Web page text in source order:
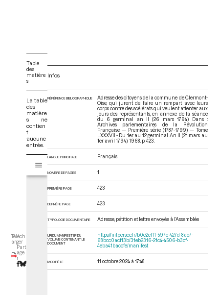
Téléch
arger
Part
age
r
Table
des
matière
s
La table
des
matière
s ne
contien
t
aucune
entrée.
s
M
Tome LXXXVII - Du 1er au 12 germinal An II (21 mars au 1er avril 1794)
Infos
RÉFÉRENCE BIBLIOGRAPHIQUE
Adresse des citoyens de la commune de Clermont-
Oise, qui jurent de faire un rempart avec leurs
corps contre des scélérats qui veulent attenter aux
jours des représentants, en annexe de la séance
du 6 germinal an II (26 mars 1794). Dans :
Archives parlementaires de la Révolution
Française — Première série (1787-1799) — Tome
LXXXVII - Du 1er au 12 germinal An II (21 mars au
1er avril 1794). 1968. p. 423.
LANGUE PRINCIPALE Français
NOMBRE DE PAGES 1
PREMIÈRE PAGE 423
DERNIÈRE PAGE 423
TYPOLOGIE DOCUMENTAIRE Adresse, pétition et lettre envoyée à l’Assemblée
URI DU MANIFEST IIIF DU
VOLUME CONTENANT LE
DOCUMENT
https://iiif.persee.fr/b0e2cf11-597c-427d-8ac7-
68bcc0acf13b/31eb2316-21c4-4506-b3cf-
4eba41baccfe/manifest
MODIFIÉ LE 11 octobre 2024 à 17:48